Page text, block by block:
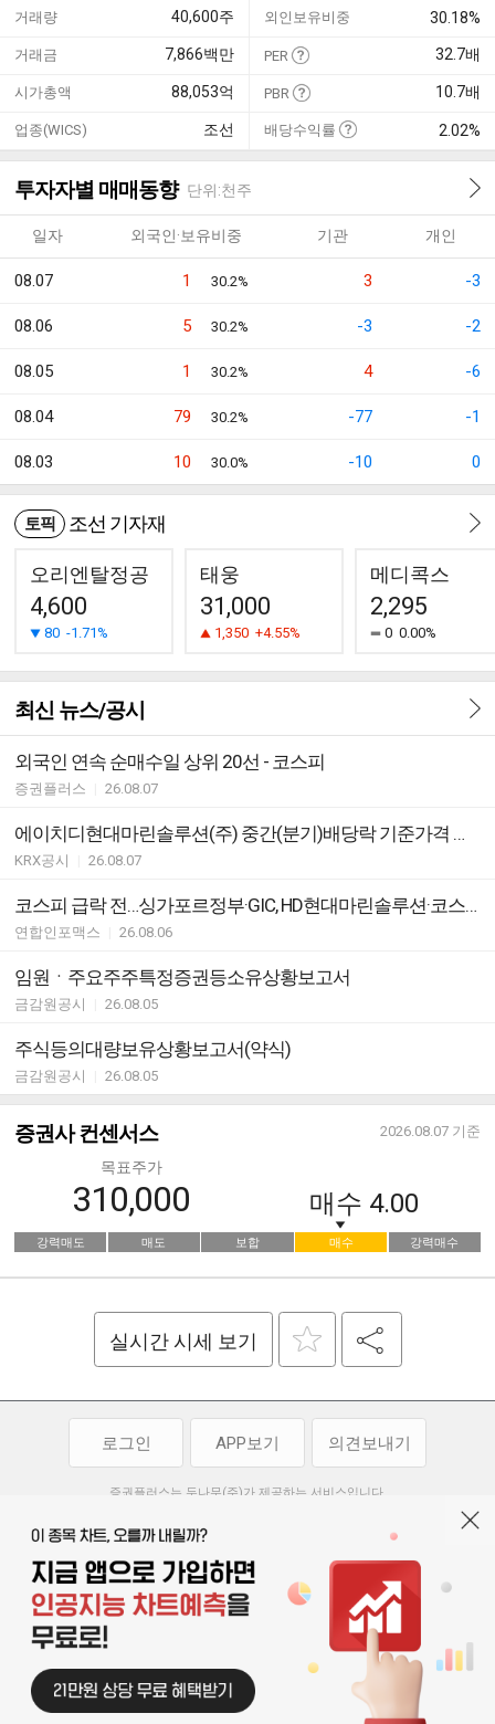
거래량 40,600주 외인보유비중 30.18%
거래금 7,866백만 PER 32.7배
시가총액 88,053억 PBR 10.7배
업종(WICS) 조선 배당수익률 2.02%
투자자별 매매동향 단위:천주
일자 외국인·보유비중 기관 개인
08.07 1 30.2% 3 -3
08.06 5 30.2% -3 -2
08.05 1 30.2% 4 -6
08.04 79 30.2% -77 -1
08.03 10 30.0% -10 0
토픽 조선 기자재
오리엔탈정공
4,600
80 -1.71%
태웅
31,000
1,350 +4.55%
메디콕스
2,295
0 0.00%
최신 뉴스/공시
외국인 연속 순매수일 상위 20선 - 코스피
증권플러스 26.08.07
에이치디현대마린솔루션(주) 중간(분기)배당락 기준가격 안내
KRX공시 26.08.07
코스피 급락 전…싱가포르정부·GIC, HD현대마린솔루션·코스맥스만 덜어냈다
연합인포맥스 26.08.06
임원ㆍ주요주주특정증권등소유상황보고서
금감원공시 26.08.05
주식등의대량보유상황보고서(약식)
금감원공시 26.08.05
증권사 컨센서스 2026.08.07 기준
목표주가
310,000 매수 4.00
강력매도 매도 보합 매수 강력매수
실시간 시세 보기
로그인 APP보기 의견보내기
증권플러스는 두나무(주)가 제공하는 서비스입니다.
투자 참고사항이며, 정보 제공 과정에서 오류나 지연이 발생할 수 있습니다.
두나무(주)는 제공된 정보에 의한 투자 결과에 대하여 법적인 책임을
부담하지 않습니다. 본 서비스에서 제공되는 정보의 무단 배포를 금합니다.
이용약관 | 청소년보호정책 개인정보처리방침
기사배열 기본방침 | 고객센터 |
오픈소스 라이선스
서울특별시 서초구 강남대로 369, 15층
사업자 등록번호 119-86-54968
|
기사배열 책임자 : 박동규
© 두나무 주식회사